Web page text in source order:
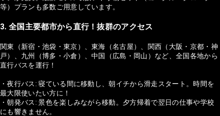
等）プランも多数ご用意しています。
3. 全国主要都市から直行！抜群のアクセス
関東（新宿・池袋・東京）、東海（名古屋）、関西（大阪・京都・神
戸）、九州（博多・小倉）、中国（広島・岡山）など、全国各地から
直行バスを運行！
・夜行バス: 寝ている間に移動し、朝イチから滑走スタート。時間を
最大限使いたい方に！
・朝発バス: 景色を楽しみながら移動。夕方帰着で翌日の仕事や学校
にも響きません。